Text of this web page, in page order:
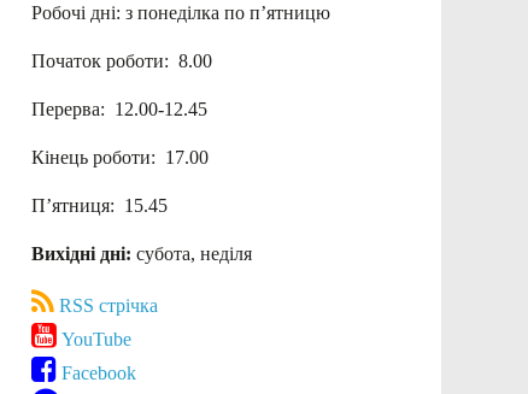
Робочі дні: з понеділка по п’ятницю
Початок роботи: 8.00
Перерва: 12.00-12.45
Кінець роботи: 17.00
П’ятниця: 15.45
Вихідні дні: субота, неділя
RSS стрічка
YouTube
Facebook